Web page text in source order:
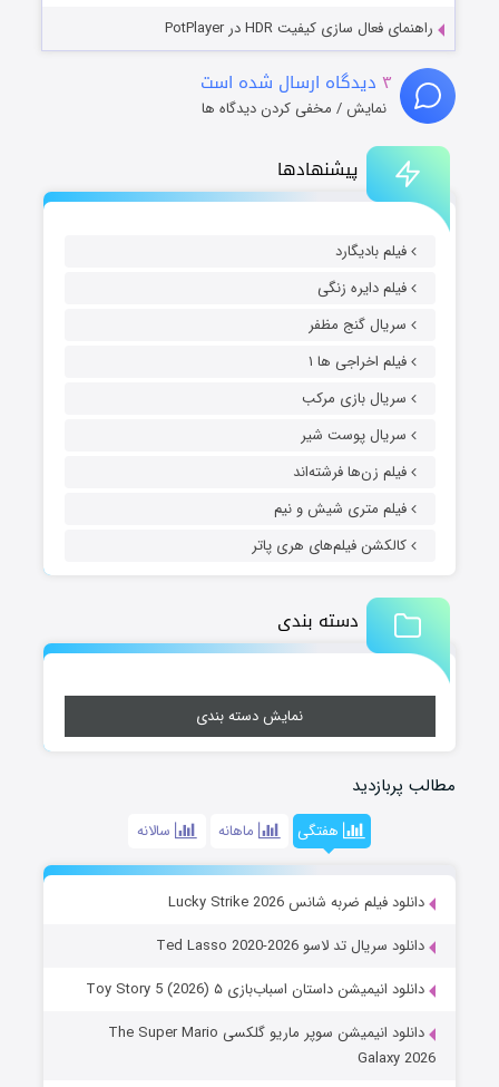
پیشنهادها
فیلم بادیگارد
فیلم دایره زنگی
سریال گنج مظفر
فیلم اخراجی ها ۱
سریال بازی مرکب
سریال پوست شیر
فیلم زن‌ها فرشته‌اند
فیلم متری شیش و نیم
کالکشن فیلم‌های هری پاتر
دسته بندی
نمایش دسته بندی
مطالب پربازدید
هفتگی ماهانه سالانه
دانلود فیلم ضربه شانس Lucky Strike 2026
دانلود سریال تد لاسو Ted Lasso 2020-2026
دانلود انیمیشن داستان اسباب‌بازی ۵ Toy Story 5 (2026)
دانلود انیمیشن سوپر ماریو گلکسی The Super Mario
Galaxy 2026
راهنمای فعال سازی کیفیت HDR در PotPlayer
۳ دیدگاه ارسال شده است
نمایش / مخفی کردن دیدگاه ها